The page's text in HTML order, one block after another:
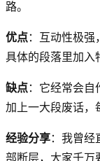
路。
优点：互动性极
具体的段落里加入
缺点：它经常会自
加上一大段废话，
经验分享：我曾经
部断层，大家千万